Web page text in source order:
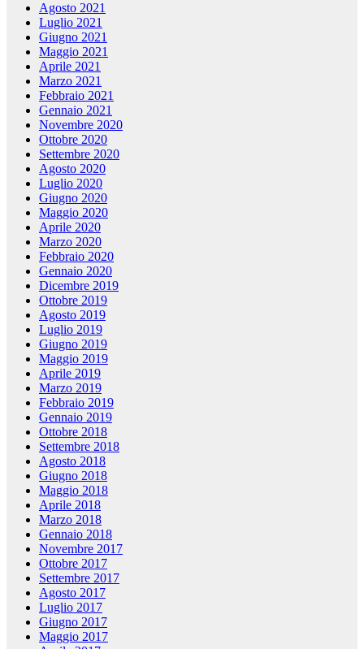
Agosto 2021
Luglio 2021
Giugno 2021
Maggio 2021
Aprile 2021
Marzo 2021
Febbraio 2021
Gennaio 2021
Novembre 2020
Ottobre 2020
Settembre 2020
Agosto 2020
Luglio 2020
Giugno 2020
Maggio 2020
Aprile 2020
Marzo 2020
Febbraio 2020
Gennaio 2020
Dicembre 2019
Ottobre 2019
Agosto 2019
Luglio 2019
Giugno 2019
Maggio 2019
Aprile 2019
Marzo 2019
Febbraio 2019
Gennaio 2019
Ottobre 2018
Settembre 2018
Agosto 2018
Giugno 2018
Maggio 2018
Aprile 2018
Marzo 2018
Gennaio 2018
Novembre 2017
Ottobre 2017
Settembre 2017
Agosto 2017
Luglio 2017
Giugno 2017
Maggio 2017